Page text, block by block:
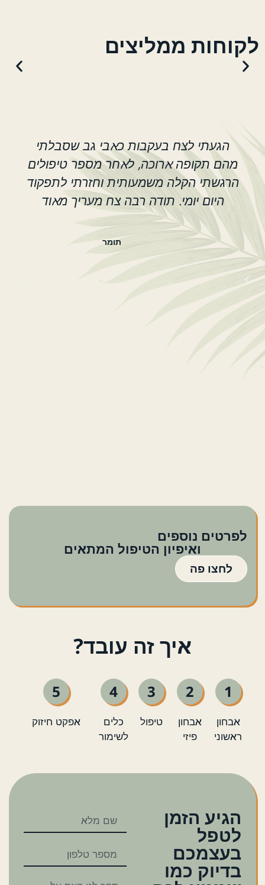
לקוחות ממליצים
הגעתי לצח בעקבות כאבי גב שסבלתי
מהם תקופה ארוכה, לאחר מספר טיפולים
הרגשתי הקלה משמעותית וחזרתי לתפקוד
היום יומי. תודה רבה צח מעריך מאוד
תומר
לפרטים נוספים
ואיפיון הטיפול המתאים
לחצו פה
איך זה עובד?
1
אבחון
ראשוני
2
אבחון
פיזי
3
טיפול
4
כלים
לשימור
5
אפקט חיזוק
הגיע הזמן
לטפל
בעצמכם
בדיוק כמו